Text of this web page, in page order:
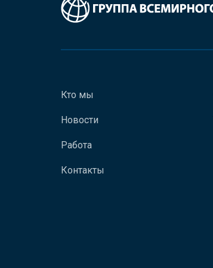
Кто мы
Новости
Работа
Контакты